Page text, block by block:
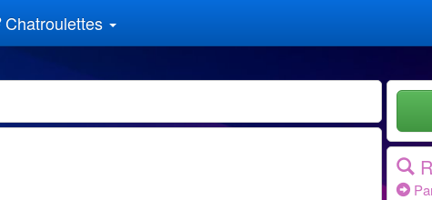
Chatroulettes